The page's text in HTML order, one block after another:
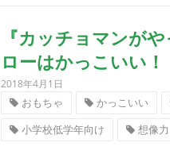
『カッチョマンが
ローはかっこいい！
2018年4月1日
おもちゃ かっこいい
小学校低学年向け
想像力